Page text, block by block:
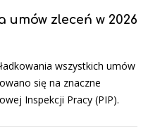
umów zleceń w 2026
wszystkich umów
się na znaczne
Inspekcji Pracy (PIP).